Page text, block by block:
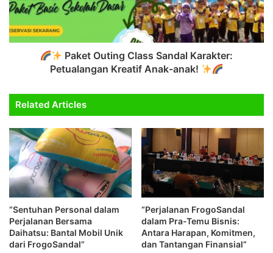
Paket Outing Class Sandal Karakter:
Petualangan Kreatif Anak-anak!
Related Articles
“Sentuhan Personal dalam
Perjalanan Bersama
Daihatsu: Bantal Mobil Unik
dari FrogoSandal”
“Perjalanan FrogoSandal
dalam Pra-Temu Bisnis:
Antara Harapan, Komitmen,
dan Tantangan Finansial”